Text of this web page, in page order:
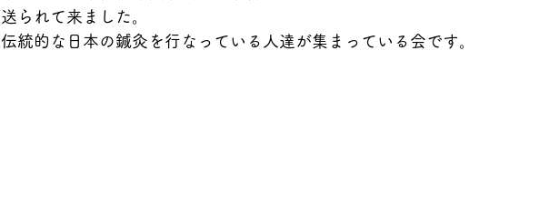
送られて来ました。
伝統的な日本の鍼灸を行なっている人達が集まっている会です。